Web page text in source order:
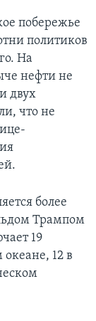
побережье
политиков
На
нефти не
двух
что не
более
Трампом
19
12 в